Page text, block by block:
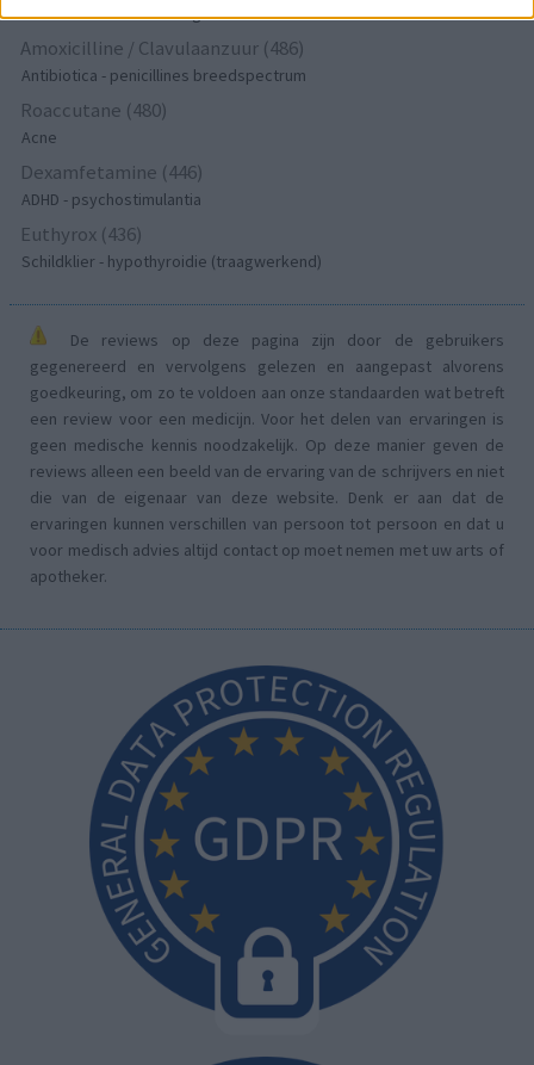
Bloeddruk - calciumantagonisten
Amoxicilline / Clavulaanzuur (486)
Antibiotica - penicillines breedspectrum
Roaccutane (480)
Acne
Dexamfetamine (446)
ADHD - psychostimulantia
Euthyrox (436)
Schildklier - hypothyroidie (traagwerkend)
De reviews op deze pagina zijn door de gebruikers
gegenereerd en vervolgens gelezen en aangepast alvorens
goedkeuring, om zo te voldoen aan onze standaarden wat betreft
een review voor een medicijn. Voor het delen van ervaringen is
geen medische kennis noodzakelijk. Op deze manier geven de
reviews alleen een beeld van de ervaring van de schrijvers en niet
die van de eigenaar van deze website. Denk er aan dat de
ervaringen kunnen verschillen van persoon tot persoon en dat u
voor medisch advies altijd contact op moet nemen met uw arts of
apotheker.